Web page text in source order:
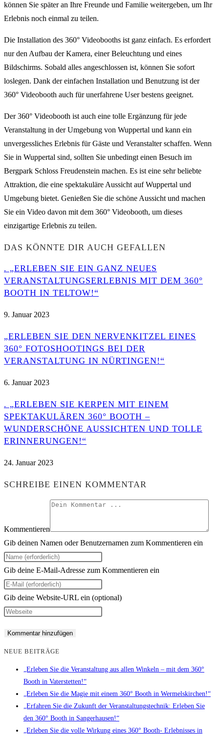
können Sie später an Ihre Freunde und Familie weitergeben, um Ihr
Erlebnis noch einmal zu teilen.
Die Installation des 360° Videobooths ist ganz einfach. Es erfordert
nur den Aufbau der Kamera, einer Beleuchtung und eines
Bildschirms. Sobald alles angeschlossen ist, können Sie sofort
loslegen. Dank der einfachen Installation und Benutzung ist der
360° Videobooth auch für unerfahrene User bestens geeignet.
Der 360° Videobooth ist auch eine tolle Ergänzung für jede
Veranstaltung in der Umgebung von Wuppertal und kann ein
unvergessliches Erlebnis für Gäste und Veranstalter schaffen. Wenn
Sie in Wuppertal sind, sollten Sie unbedingt einen Besuch im
Bergpark Schloss Freudenstein machen. Es ist eine sehr beliebte
Attraktion, die eine spektakuläre Aussicht auf Wuppertal und
Umgebung bietet. Genießen Sie die schöne Aussicht und machen
Sie ein Video davon mit dem 360° Videobooth, um dieses
einzigartige Erlebnis zu teilen.
DAS KÖNNTE DIR AUCH GEFALLEN
. „ERLEBEN SIE EIN GANZ NEUES
VERANSTALTUNGSERLEBNIS MIT DEM 360°
BOOTH IN TELTOW!“
9. Januar 2023
„ERLEBEN SIE DEN NERVENKITZEL EINES
360° FOTOSHOOTINGS BEI DER
VERANSTALTUNG IN NÜRTINGEN!“
6. Januar 2023
. „ERLEBEN SIE KERPEN MIT EINEM
SPEKTAKULÄREN 360° BOOTH –
WUNDERSCHÖNE AUSSICHTEN UND TOLLE
ERINNERUNGEN!“
24. Januar 2023
SCHREIBE EINEN KOMMENTAR
Kommentieren
Gib deinen Namen oder Benutzernamen zum Kommentieren ein
Gib deine E-Mail-Adresse zum Kommentieren ein
Gib deine Website-URL ein (optional)
NEUE BEITRÄGE
„Erleben Sie die Veranstaltung aus allen Winkeln – mit dem 360°
Booth in Vaterstetten!“
„Erleben Sie die Magie mit einem 360° Booth in Wermelskirchen!“
„Erfahren Sie die Zukunft der Veranstaltungstechnik: Erleben Sie
den 360° Booth in Sangerhausen!“
„Erleben Sie die volle Wirkung eines 360° Booth- Erlebnisses in